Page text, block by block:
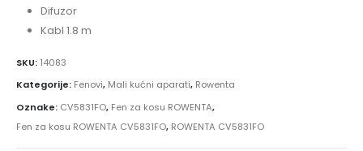
Difuzor
Kabl 1.8 m
SKU: 14083
Kategorije: Fenovi, Mali kućni aparati, Rowenta
Oznake: CV5831FO, Fen za kosu ROWENTA,
Fen za kosu ROWENTA CV5831FO, ROWENTA CV5831FO